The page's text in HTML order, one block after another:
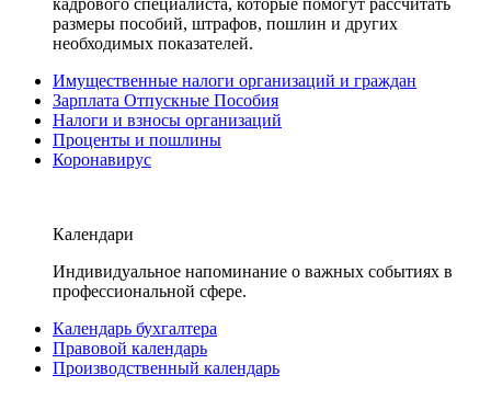
кадрового специалиста, которые помогут рассчитать
размеры пособий, штрафов, пошлин и других
необходимых показателей.
Имущественные налоги организаций и граждан
Зарплата Отпускные Пособия
Налоги и взносы организаций
Проценты и пошлины
Коронавирус
Календари
Индивидуальное напоминание о важных событиях в
профессиональной сфере.
Календарь бухгалтера
Правовой календарь
Производственный календарь